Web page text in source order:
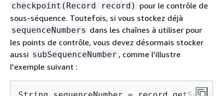
checkpoint(Record record) pour le contrôle de
sous-séquence. Toutefois, si vous stockez déjà
sequenceNumbers dans les chaînes à utiliser pour
les points de contrôle, vous devez désormais stocker
aussi subSequenceNumber , comme l'illustre
l'exemple suivant :